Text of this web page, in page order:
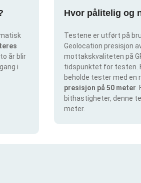
år blir
i
Hvor pålitelig og
Testene er utført på
Geolocation presisjon
mottakskvaliteten på
tidspunktet for testen.
beholde tester med en
presisjon på 50 meter
bithastigheter, denne
meter.